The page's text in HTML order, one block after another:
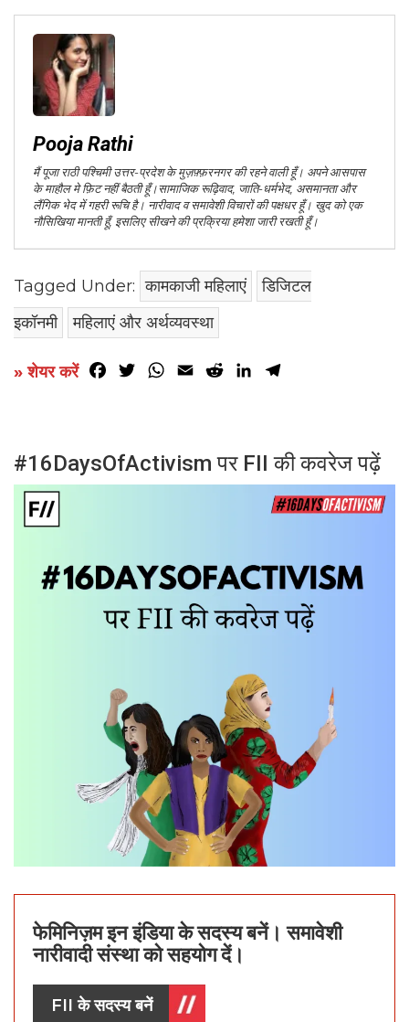
Pooja Rathi
मैं पूजा राठी पश्चिमी उत्तर-प्रदेश के मुज़फ़्फ़रनगर की रहने वाली हूँ। अपने आसपास
के माहौल मे फ़िट नहीं बैठती हूँ।सामाजिक रूढ़िवाद, जाति-धर्मभेद, असमानता और
लैंगिक भेद में गहरी रूचि है। नारीवाद व समावेशी विचारों की पक्षधर हूँ। खुद को एक
नौसिखिया मानती हूँ, इसलिए सीखने की प्रक्रिया हमेशा जारी रखती हूँ।
Tagged Under: कामकाजी महिलाएं
डिजिटल
इकॉनमी
महिलाएं और अर्थव्यवस्था
» शेयर करें Facebook
TwitterWhatsApp
Email RedditLinkedIn
#16DaysOfActivism पर FII की कवरेज पढ़ें
फेमिनिज़म इन इंडिया के सदस्य बनें। समावेशी
नारीवादी संस्था को सहयोग दें।
FII के सदस्य बनें